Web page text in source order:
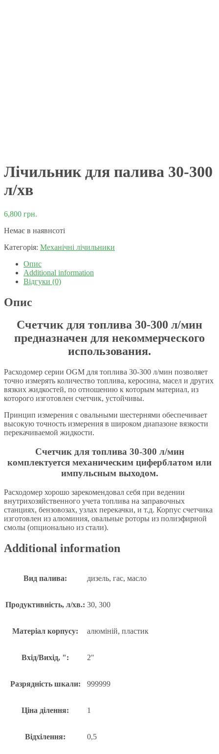
Лічильник для палива 30-300
л/хв
6,800 грн.
Немає в наявнсоті
Категорія: Механічні лічильники
Опис
Additional information
Відгуки (0)
Опис
Счетчик для топлива 30-300 л/мин
предназначен для некоммерческого
использования.
Расходомер серии OGM для топлива 30-300 л/мин позволяет
точно измерять количество топлива, керосина, масел и других
вязких жидкостей, по отношению к которым материал, из
которого изготовлен счетчик, устойчивы.
Принцип измерения с овальными шестернями обеспечивает
высокую точность измерения в широком диапазоне вязкости
перекачиваемой жидкости.
Счетчик для топлива 30-300 л/мин
комплектуется механическим циферблатом или
импульсным выходом.
Расходомер хорошо зарекомендовал себя при ведении
внутрихозяйственного учета топлива на заправочных
станциях, бензовозах, узлах перекачки, и т.д. Корпус счетчика
изготовлен из алюминия, овальные роторы из полиэфирной
смолы (опционально из стали).
Additional information
Вид палива: дизель, гас, масло
Продуктивність, л/хв.: 30, 300
Матеріал корпусу: алюміній, пластик
Вхід/Вихід, ": 2"
Разрядність шкали: 999999
Ціна ділення: 1
Відхілення: 0,5